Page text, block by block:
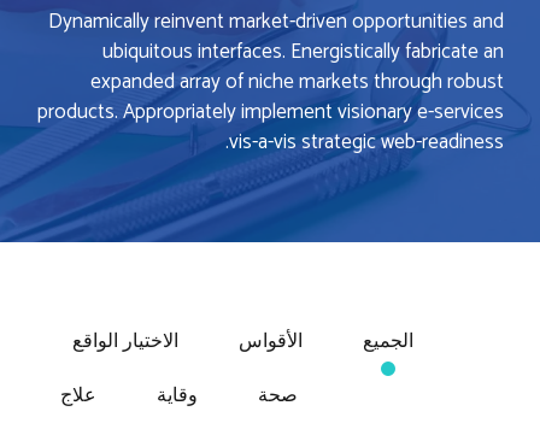
Dynamically reinvent market-driven opportunities and
ubiquitous interfaces. Energistically fabricate an
expanded array of niche markets through robust
products. Appropriately implement visionary e-services
vis-a-vis strategic web-readiness.
الجميع الأقواس
الاختيار الواقع
صحة
وقاية علاج